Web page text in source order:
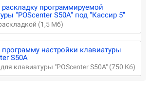
раскладку программируемой
"POScenter S50A" под "Кассир 5"
(1,5 Мб)
программу настройки клавиатуры
S50A"
клавиатуры "POScenter S50A" (750 Кб)